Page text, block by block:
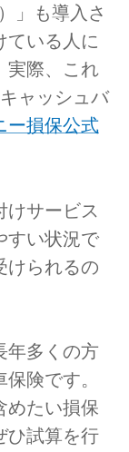
」も導入さ
ている人に
実際、これ
ャッシュバ
ー損保公式
けサービス
すい状況で
けられるの
年多くの方
険です。
めたい損保
ひ試算を行